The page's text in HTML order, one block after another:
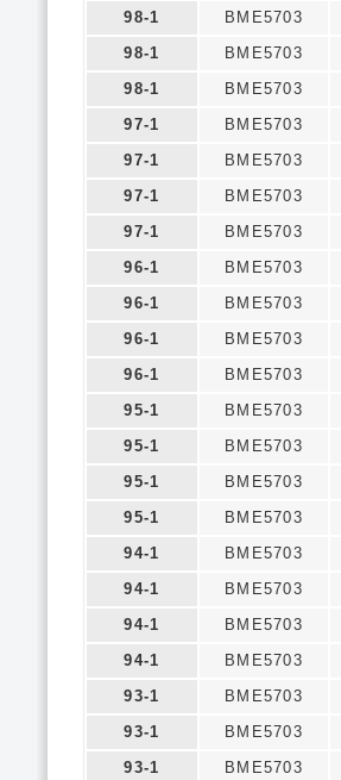
98-1
BME5703
98-1
BME5703
98-1
BME5703
97-1
BME5703
97-1
BME5703
97-1
BME5703
97-1
BME5703
96-1
BME5703
96-1
BME5703
96-1
BME5703
96-1
BME5703
95-1
BME5703
95-1
BME5703
95-1
BME5703
95-1
BME5703
94-1
BME5703
94-1
BME5703
94-1
BME5703
94-1
BME5703
93-1
BME5703
93-1
BME5703
93-1
BME5703